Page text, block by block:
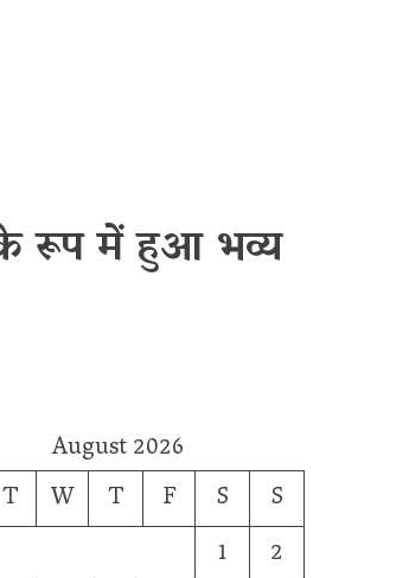
के रूप में हुआ भव्य
August 2026
T W T F S
S
1
2